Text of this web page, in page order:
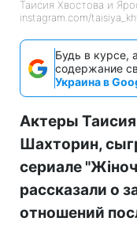
Таисия Хвостова и
instagram.com/
Будь в курсе,
содержание
Украина в
Актеры
Шахторин,
сериале
рассказали о
отношений